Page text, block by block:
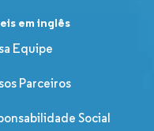
em inglês
Equipe
Parceiros
Social